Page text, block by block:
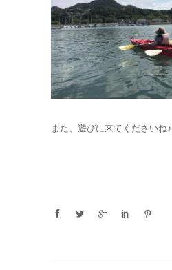
また、遊びに来てくださいね♪